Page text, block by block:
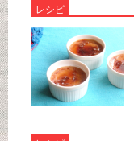
レシピ